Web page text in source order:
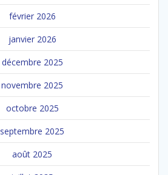
février 2026
janvier 2026
décembre 2025
novembre 2025
octobre 2025
septembre 2025
août 2025